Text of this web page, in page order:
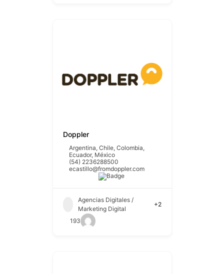
Doppler
Argentina, Chile, Colombia,
Ecuador, México
(54) 2236288500
ecastillo@fromdoppler.com
Agencias Digitales /
Marketing Digital
+2
193